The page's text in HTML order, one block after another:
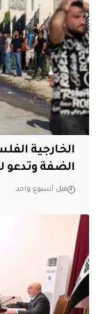
الخارجية
الضفة وتدعو
قبل أسبوع واحد